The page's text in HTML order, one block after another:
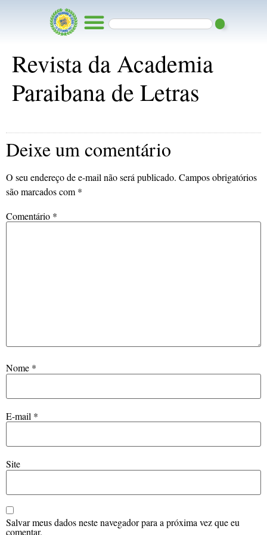
Revista da Academia
Paraibana de Letras
Deixe um comentário
O seu endereço de e-mail não será publicado. Campos obrigatórios
são marcados com *
Comentário *
Nome *
E-mail *
Site
Salvar meus dados neste navegador para a próxima vez que eu
comentar.